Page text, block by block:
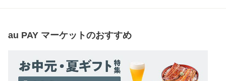
au PAY マーケットのおすすめ